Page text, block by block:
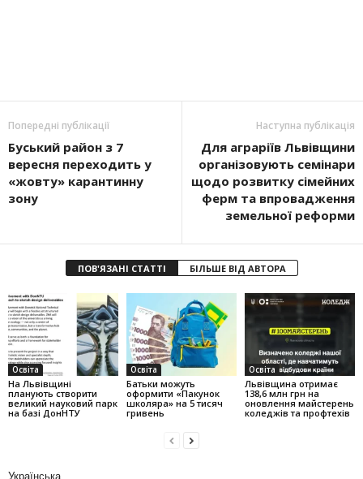
Попередні публікації
Буський район з 7
вересня переходить у
«жовту» карантинну
зону
Наступна публікація
Для аграріїв Львівщини
організовують семінари
щодо розвитку сімейних
ферм та впровадження
земельної реформи
ПОВ'ЯЗАНІ СТАТТІ БІЛЬШЕ ВІД АВТОРА
Освіта
На Львівщині
планують створити
великий науковий парк
на базі ДонНТУ
Освіта
Батьки можуть
оформити «Пакунок
школяра» на 5 тисяч
гривень
Освіта
Львівщина отримає
138,6 млн грн на
оновлення майстерень
коледжів та профтехів
Українська